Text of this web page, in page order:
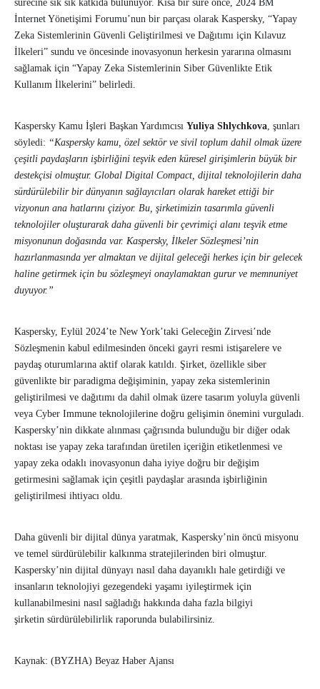
sürecine sık sık katkıda bulunuyor. Kısa bir süre önce, 2024 BM
İnternet Yönetişimi Forumu’nun bir parçası olarak Kaspersky, “Yapay
Zeka Sistemlerinin Güvenli Geliştirilmesi ve Dağıtımı için Kılavuz
İlkeleri” sundu ve öncesinde inovasyonun herkesin yararına olmasını
sağlamak için “Yapay Zeka Sistemlerinin Siber Güvenlikte Etik
Kullanım İlkelerini” belirledi.
Kaspersky Kamu İşleri Başkan Yardımcısı Yuliya Shlychkova, şunları
söyledi: “Kaspersky kamu, özel sektör ve sivil toplum dahil olmak üzere
çeşitli paydaşların işbirliğini teşvik eden küresel girişimlerin büyük bir
destekçisi olmuştur. Global Digital Compact, dijital teknolojilerin daha
sürdürülebilir bir dünyanın sağlayıcıları olarak hareket ettiği bir
vizyonun ana hatlarını çiziyor. Bu, şirketimizin tasarımla güvenli
teknolojiler oluşturarak daha güvenli bir çevrimiçi alanı teşvik etme
misyonunun doğasında var. Kaspersky, İlkeler Sözleşmesi’nin
hazırlanmasında yer almaktan ve dijital geleceği herkes için bir gelecek
haline getirmek için bu sözleşmeyi onaylamaktan gurur ve memnuniyet
duyuyor.”
Kaspersky, Eylül 2024’te New York’taki Geleceğin Zirvesi’nde
Sözleşmenin kabul edilmesinden önceki gayri resmi istişarelere ve
paydaş oturumlarına aktif olarak katıldı. Şirket, özellikle siber
güvenlikte bir paradigma değişiminin, yapay zeka sistemlerinin
geliştirilmesi ve dağıtımı da dahil olmak üzere tasarım yoluyla güvenli
veya Cyber Immune teknolojilerine doğru gelişimin önemini vurguladı.
Kaspersky’nin dikkate alınması çağrısında bulunduğu bir diğer odak
noktası ise yapay zeka tarafından üretilen içeriğin etiketlenmesi ve
yapay zeka odaklı inovasyonun daha iyiye doğru bir değişim
getirmesini sağlamak için çeşitli paydaşlar arasında işbirliğinin
geliştirilmesi ihtiyacı oldu.
Daha güvenli bir dijital dünya yaratmak, Kaspersky’nin öncü misyonu
ve temel sürdürülebilir kalkınma stratejilerinden biri olmuştur.
Kaspersky’nin dijital dünyayı nasıl daha dayanıklı hale getirdiği ve
insanların teknolojiyi gezegendeki yaşamı iyileştirmek için
kullanabilmesini nasıl sağladığı hakkında daha fazla bilgiyi
şirketin sürdürülebilirlik raporunda bulabilirsiniz.
Kaynak: (BYZHA) Beyaz Haber Ajansı